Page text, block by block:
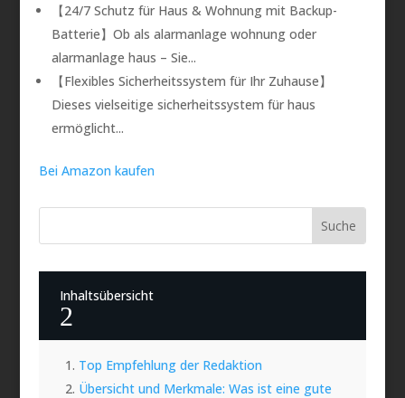
【24/7 Schutz für Haus & Wohnung mit Backup-
Batterie】Ob als alarmanlage wohnung oder
alarmanlage haus – Sie...
【Flexibles Sicherheitssystem für Ihr Zuhause】
Dieses vielseitige sicherheitssystem für haus
ermöglicht...
Bei Amazon kaufen
Inhaltsübersicht
2
Top Empfehlung der Redaktion
Übersicht und Merkmale: Was ist eine gute